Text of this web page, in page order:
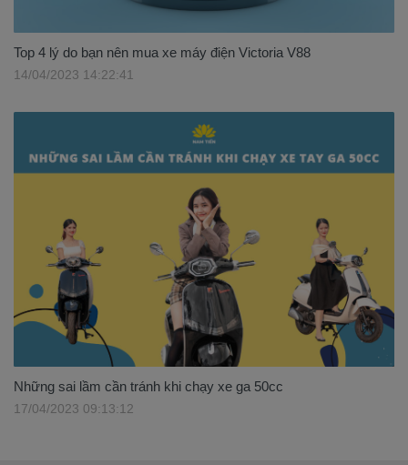
Top 4 lý do bạn nên mua xe máy điện Victoria V88
14/04/2023 14:22:41
Những sai lầm cần tránh khi chạy xe ga 50cc
17/04/2023 09:13:12